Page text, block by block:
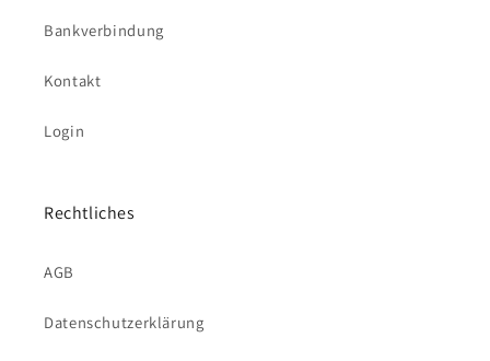
Bankverbindung
Kontakt
Login
Rechtliches
AGB
Datenschutzerklärung